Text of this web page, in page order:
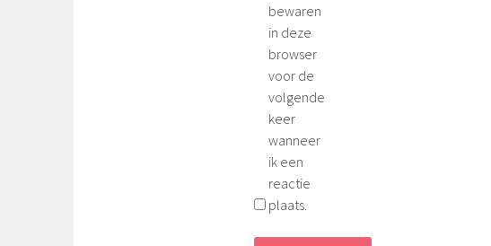
bewaren
in deze
browser
voor de
volgende
keer
wanneer
ik een
reactie
plaats.